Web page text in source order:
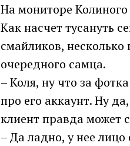
На мониторе
Как насчет тусануть
смайликов,
очередного самца.
– Коля, ну что за
про его аккаунт. Ну
клиент правда может
– Да ладно, у нее лицо